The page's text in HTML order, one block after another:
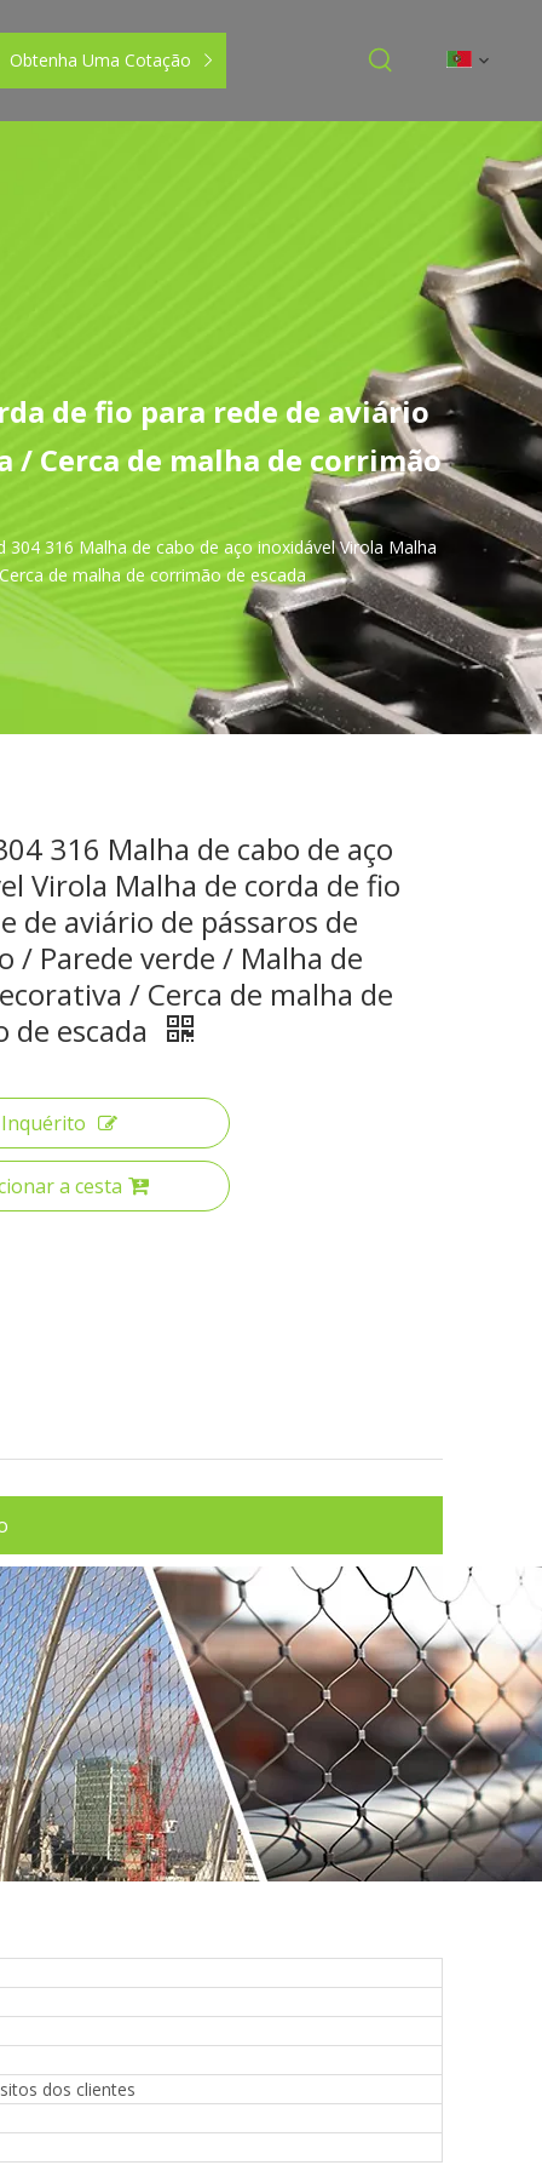
Obtenha Uma Cotação
de fio para rede de aviário
/ Cerca de malha de corrimão
304 316 Malha de cabo de aço inoxidável Virola Malha
de malha de corrimão de escada
316 Malha de cabo de aço
Virola Malha de corda de fio
de aviário de pássaros de
/ Parede verde / Malha de
/ Cerca de malha de
de escada
Inquérito
a cesta
dos clientes